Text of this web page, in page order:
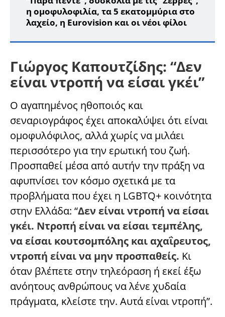
η ομοφυλοφιλία, τα 5 εκατομμύρια στο
λαχείο, η Eurovision και οι νέοι φίλοι
Γιώργος Καπουτζίδης: “Δεν
είναι ντροπή να είσαι γκέι”
Ο αγαπημένος ηθοποιός και
σεναριογράφος έχει αποκαλύψει ότι είναι
ομοφυλόφιλος, αλλά χωρίς να μιλάει
περισσότερο για την ερωτική του ζωή.
Προσπαθεί μέσα από αυτήν την πράξη να
αφυπνίσει τον κόσμο σχετικά με τα
προβλήματα που έχει η LGBTQ+ κοινότητα
στην Ελλάδα: “Δεν είναι ντροπή να είσαι
γκέι. Ντροπή είναι να είσαι τεμπέλης,
να είσαι κουτσομπόλης και αχαΐρευτος,
ντροπή είναι να μην προσπαθείς. Κι
όταν βλέπετε στην τηλεόραση ή εκεί έξω
ανόητους ανθρώπους να λένε χυδαία
πράγματα, κλείστε την. Αυτά είναι ντροπή”.